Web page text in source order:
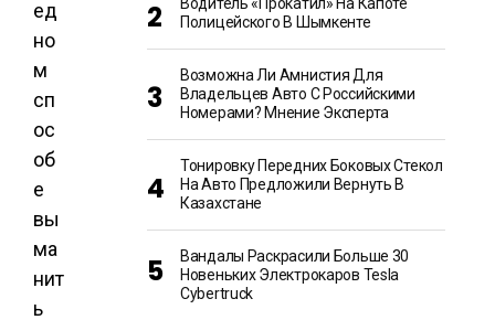
ед
но
м
сп
ос
об
е
вы
ма
нит
ь
Полицейского В Шымкенте
Возможна Ли Амнистия Для
Владельцев Авто С Российскими
Номерами? Мнение Эксперта
Тонировку Передних Боковых Стекол
На Авто Предложили Вернуть В
Казахстане
Вандалы Раскрасили Больше 30
Новеньких Электрокаров Tesla
Cybertruck